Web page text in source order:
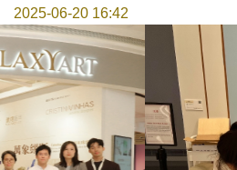
2025-06-20 16:42